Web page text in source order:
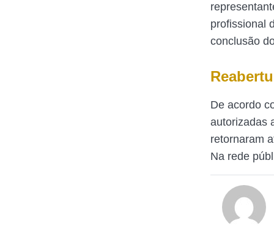
profissional
conclusão
De acordo
autorizadas
retornaram
Na rede